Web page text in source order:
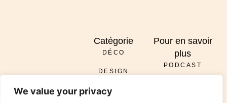
We value your privacy
Catégorie
DÉCO
DESIGN
DIY
Pour en savoir
plus
PODCAST